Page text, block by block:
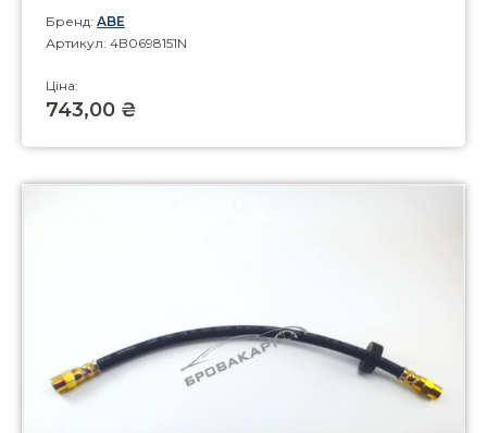
Бренд: ABE
Артикул: 4B0698151N
Ціна:
743,00 ₴